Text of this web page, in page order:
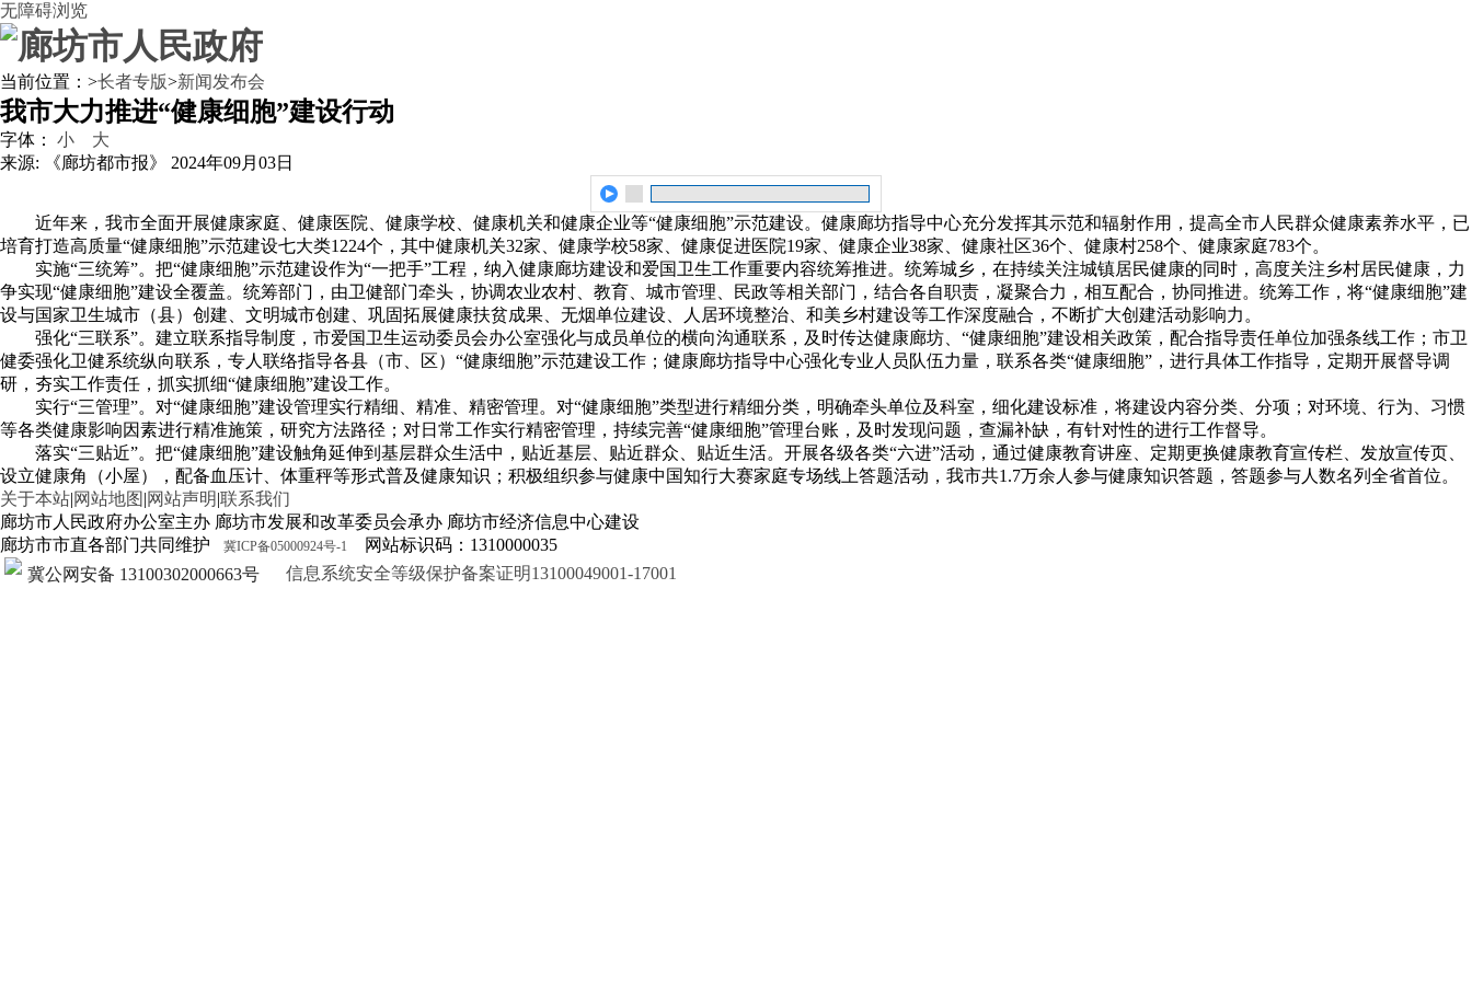
无障碍浏览
当前位置： >长者专版>新闻发布会
我市大力推进“健康细胞”建设行动
字体： 小
大
来源: 《廊坊都市报》
2024年09月03日
近年来，我市全面开展健康家庭、健康医院、健康学校、健康机关和健康企业等“健康细胞”示范建设。健康廊坊指导中心充分发挥其示范和辐射作用，提高全市人民群众健康素养水平，已
培育打造高质量“健康细胞”示范建设七大类1224个，其中健康机关32家、健康学校58家、健康促进医院19家、健康企业38家、健康社区36个、健康村258个、健康家庭783个。
实施“三统筹”。把“健康细胞”示范建设作为“一把手”工程，纳入健康廊坊建设和爱国卫生工作重要内容统筹推进。统筹城乡，在持续关注城镇居民健康的同时，高度关注乡村居民健康，力
争实现“健康细胞”建设全覆盖。统筹部门，由卫健部门牵头，协调农业农村、教育、城市管理、民政等相关部门，结合各自职责，凝聚合力，相互配合，协同推进。统筹工作，将“健康细胞”建
设与国家卫生城市（县）创建、文明城市创建、巩固拓展健康扶贫成果、无烟单位建设、人居环境整治、和美乡村建设等工作深度融合，不断扩大创建活动影响力。
强化“三联系”。建立联系指导制度，市爱国卫生运动委员会办公室强化与成员单位的横向沟通联系，及时传达健康廊坊、“健康细胞”建设相关政策，配合指导责任单位加强条线工作；市卫
健委强化卫健系统纵向联系，专人联络指导各县（市、区）“健康细胞”示范建设工作；健康廊坊指导中心强化专业人员队伍力量，联系各类“健康细胞”，进行具体工作指导，定期开展督导调
研，夯实工作责任，抓实抓细“健康细胞”建设工作。
实行“三管理”。对“健康细胞”建设管理实行精细、精准、精密管理。对“健康细胞”类型进行精细分类，明确牵头单位及科室，细化建设标准，将建设内容分类、分项；对环境、行为、习惯
等各类健康影响因素进行精准施策，研究方法路径；对日常工作实行精密管理，持续完善“健康细胞”管理台账，及时发现问题，查漏补缺，有针对性的进行工作督导。
落实“三贴近”。把“健康细胞”建设触角延伸到基层群众生活中，贴近基层、贴近群众、贴近生活。开展各级各类“六进”活动，通过健康教育讲座、定期更换健康教育宣传栏、发放宣传页、
设立健康角（小屋），配备血压计、体重秤等形式普及健康知识；积极组织参与健康中国知行大赛家庭专场线上答题活动，我市共1.7万余人参与健康知识答题，答题参与人数名列全省首位。
关于本站|网站地图 |网站声明|联系我们
廊坊市人民政府办公室主办 廊坊市发展和改革委员会承办 廊坊市经济信息中心建设
廊坊市市直各部门共同维护
冀ICP备05000924号-1
网站标识码：1310000035
冀公网安备 13100302000663号
信息系统安全等级保护备案证明13100049001-17001